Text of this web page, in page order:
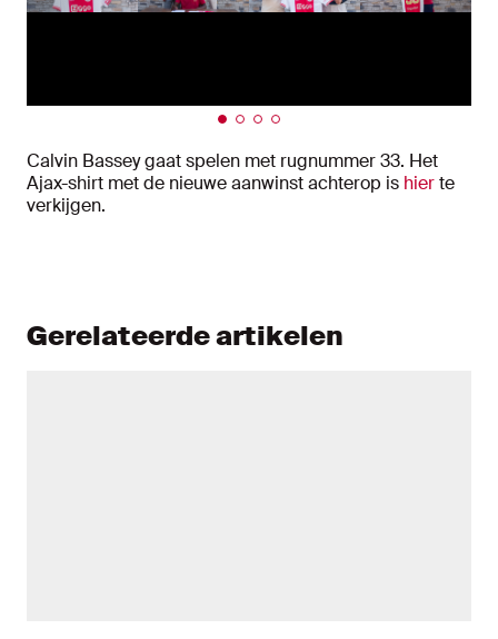
Calvin Bassey gaat spelen met rugnummer 33. Het
Ajax-shirt met de nieuwe aanwinst achterop is hierte
verkijgen.
Gerelateerde artikelen